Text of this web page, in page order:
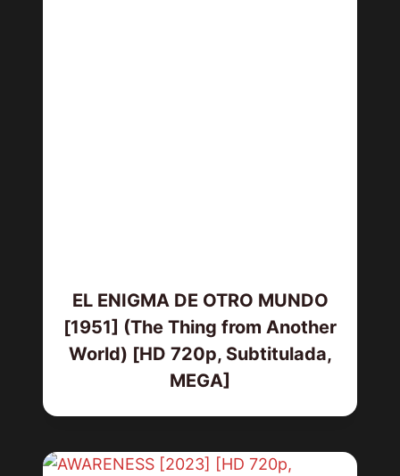
EL ENIGMA DE OTRO MUNDO
[1951] (The Thing from Another
World) [HD 720p, Subtitulada,
MEGA]